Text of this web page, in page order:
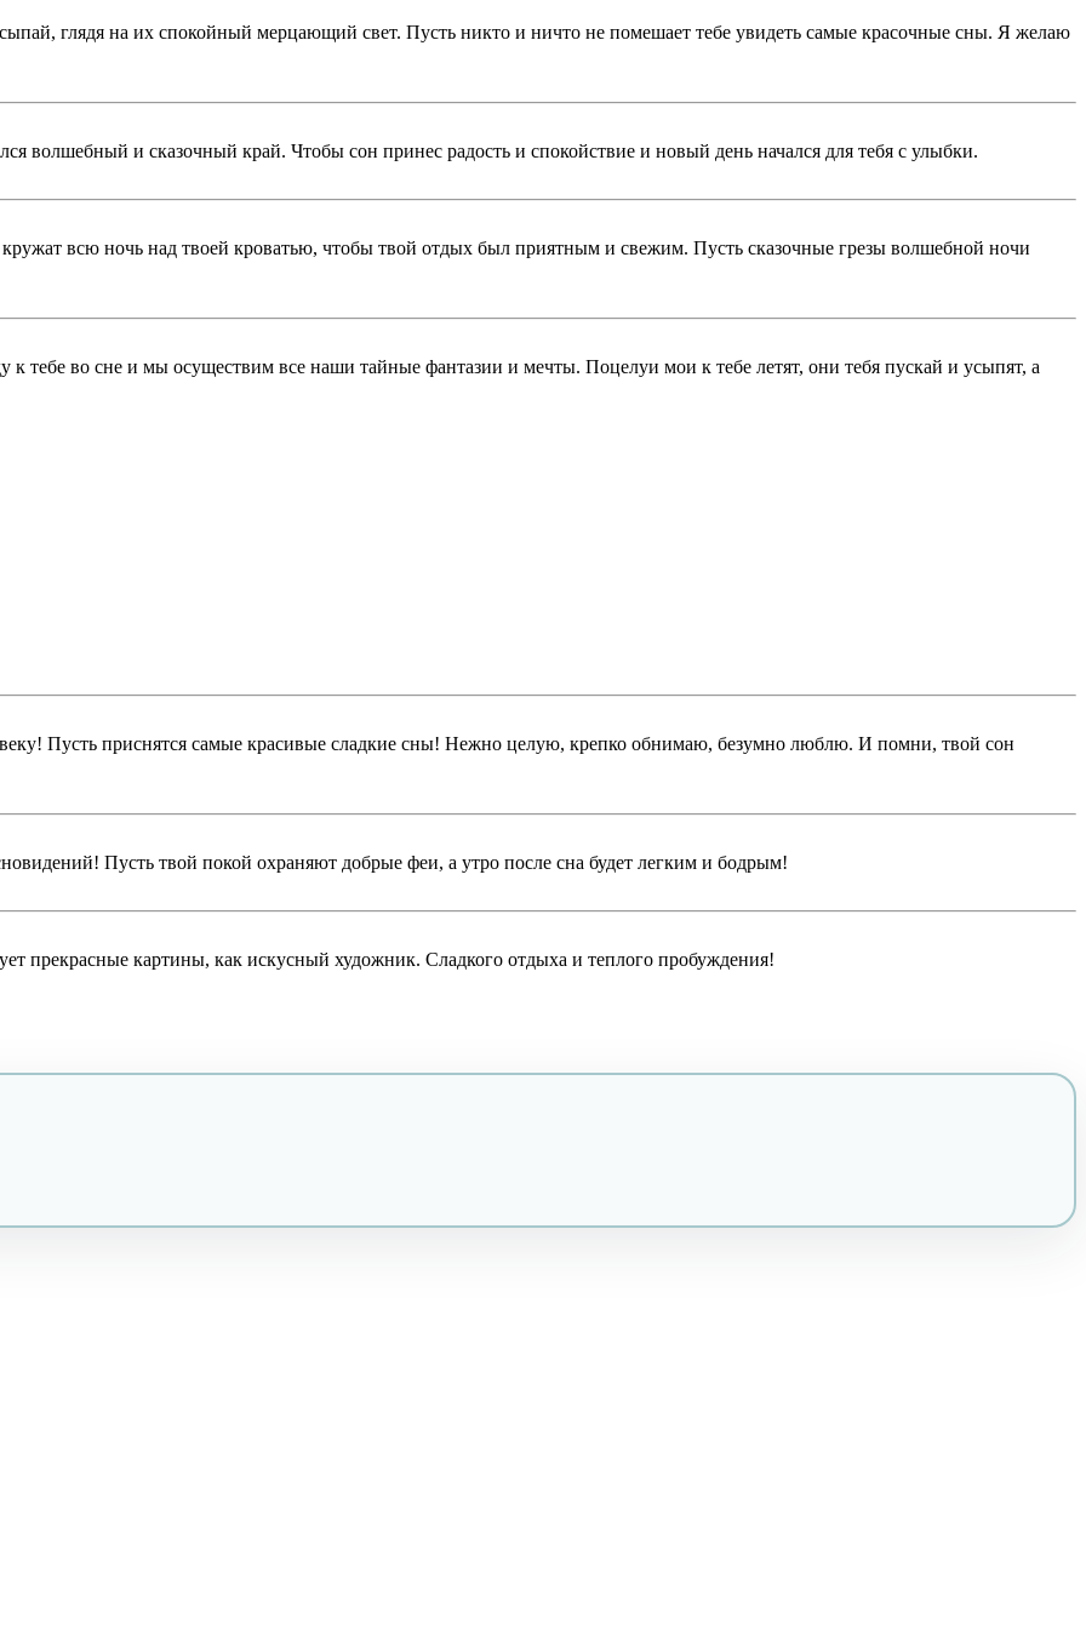
глядя на их спокойный мерцающий свет. Пусть никто и ничто не помешает тебе увидеть самые красочные сны. Я желаю
волшебный и сказочный край. Чтобы сон принес радость и спокойствие и новый день начался для тебя с улыбки.
всю ночь над твоей кроватью, чтобы твой отдых был приятным и свежим. Пусть сказочные грезы волшебной ночи
к тебе во сне и мы осуществим все наши тайные фантазии и мечты. Поцелуи мои к тебе летят, они тебя пускай и усыпят, а
Пусть приснятся самые красивые сладкие сны! Нежно целую, крепко обнимаю, безумно люблю. И помни, твой сон
Пусть твой покой охраняют добрые феи, а утро после сна будет легким и бодрым!
прекрасные картины, как искусный художник. Сладкого отдыха и теплого пробуждения!